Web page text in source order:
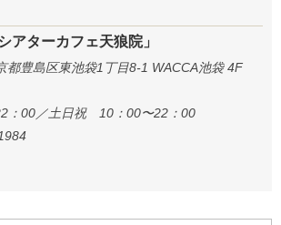
アターカフェ天狼院」
豊島区東池袋1丁目8-1 WACCA池袋 4F
：00／土日祝 10：00〜22：00